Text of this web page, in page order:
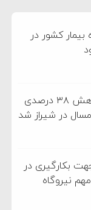
بیمار کشور در
فرهنگ سازی منجر به کاهش ۳۸ درصدی
در شیراز شد
بکارگیری در
نیروگاه